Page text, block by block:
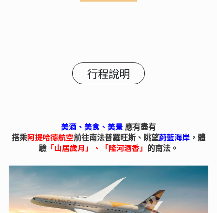
行程說明
美酒、美食、美景 應有盡有
搭乘阿提哈德航空前往南法普羅旺斯、眺望蔚藍海岸 ，體
驗 「山居歲月」、「隆河酒香」 的南法。